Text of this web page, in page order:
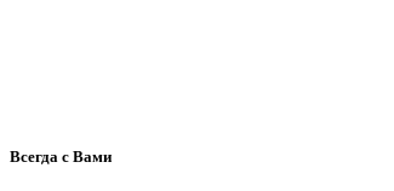
Всегда с Вами